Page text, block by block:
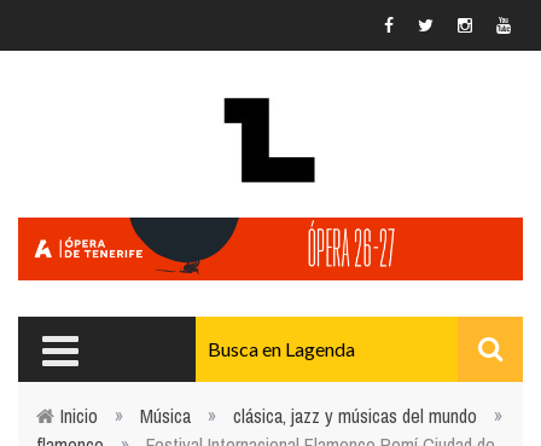
Inicio » Música » clásica, jazz y músicas del mundo
»